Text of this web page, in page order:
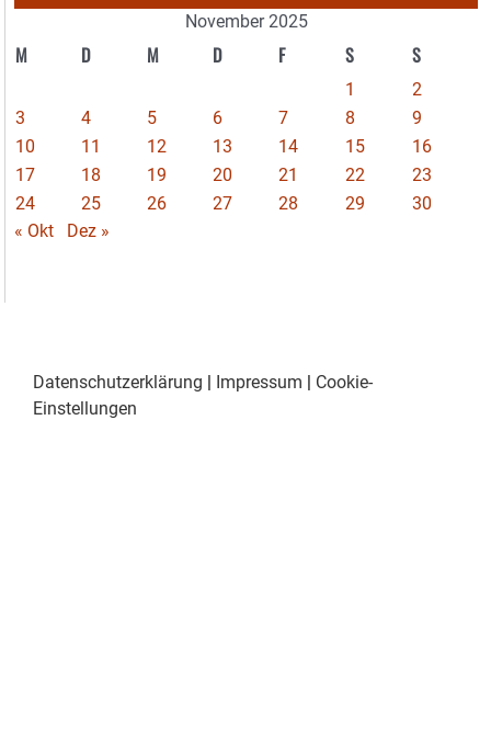
November 2025
M D M D F S S
1
2
3
4 5 6 7 8
9
10
11 12 13 14 15
16
17
18 19 20 21 22
23
24
25 26 27 28 29
30
« Okt
Dez »
Datenschutzerklärung Impressum
Cookie-
Einstellungen